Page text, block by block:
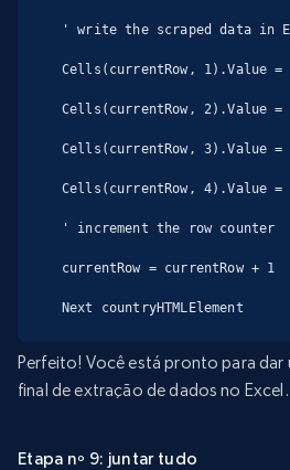
' write the scraped data in
Cells(currentRow, 1).Value =
Cells(currentRow, 2).Value
Cells(currentRow, 3).Value =
Cells(currentRow, 4).Value =
' increment the row counter
currentRow = currentRow + 1
Next countryHTMLElement
Perfeito! Você está pronto para
final de extração de dados no Excel.
Etapa nº 9: juntar tudo